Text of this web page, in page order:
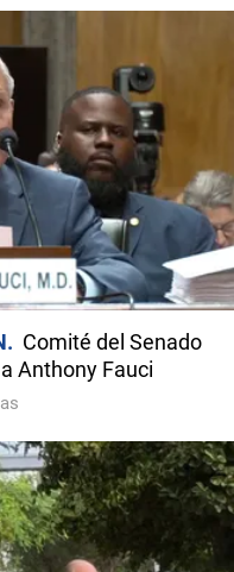
Comité del Senado
Anthony Fauci